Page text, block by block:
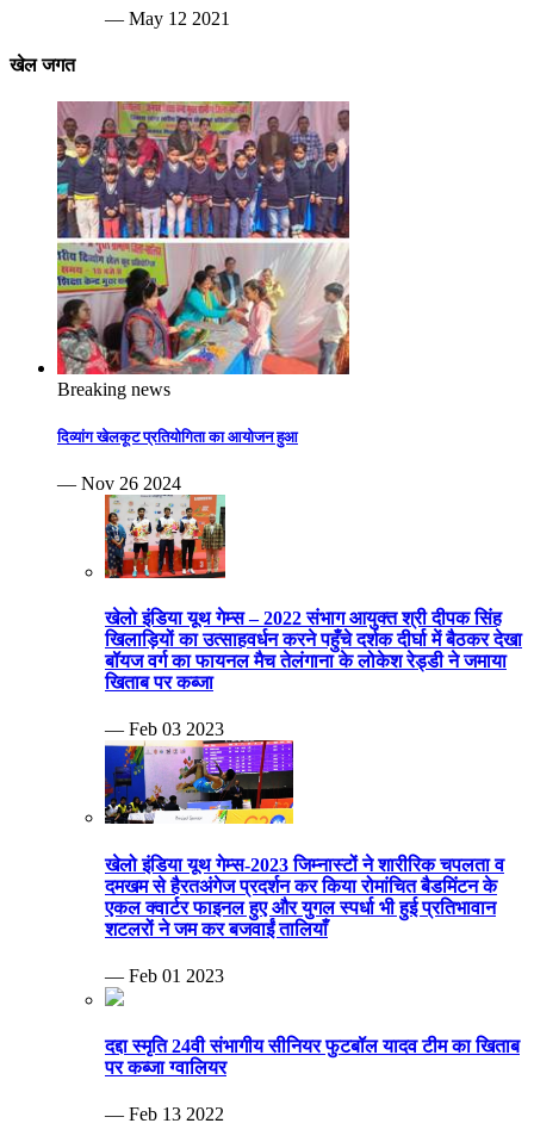
— May 12 2021
खेल जगत
Breaking news
दिव्यांग खेलकूट प्रतियोगिता का आयोजन हुआ
— Nov 26 2024
खेलो इंडिया यूथ गेम्स – 2022 संभाग आयुक्त श्री दीपक सिंह
खिलाड़ियों का उत्साहवर्धन करने पहुँचे दर्शक दीर्घा में बैठकर देखा
बॉयज वर्ग का फायनल मैच तेलंगाना के लोकेश रेड्डी ने जमाया
खिताब पर कब्जा
— Feb 03 2023
खेलो इंडिया यूथ गेम्स-2023 जिम्नास्टों ने शारीरिक चपलता व
दमखम से हैरतअंगेज प्रदर्शन कर किया रोमांचित बैडमिंटन के
एकल क्वार्टर फाइनल हुए और युगल स्पर्धा भी हुई प्रतिभावान
शटलरों ने जम कर बजवाईं तालियाँ
— Feb 01 2023
दद्दा स्मृति 24वी संभागीय सीनियर फुटबॉल यादव टीम का खिताब
पर कब्जा ग्वालियर
— Feb 13 2022